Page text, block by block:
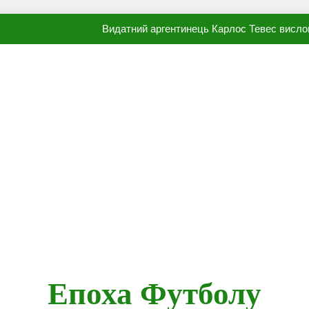
Видатний аргентинець Карлос Тевес
Епоха Футболу